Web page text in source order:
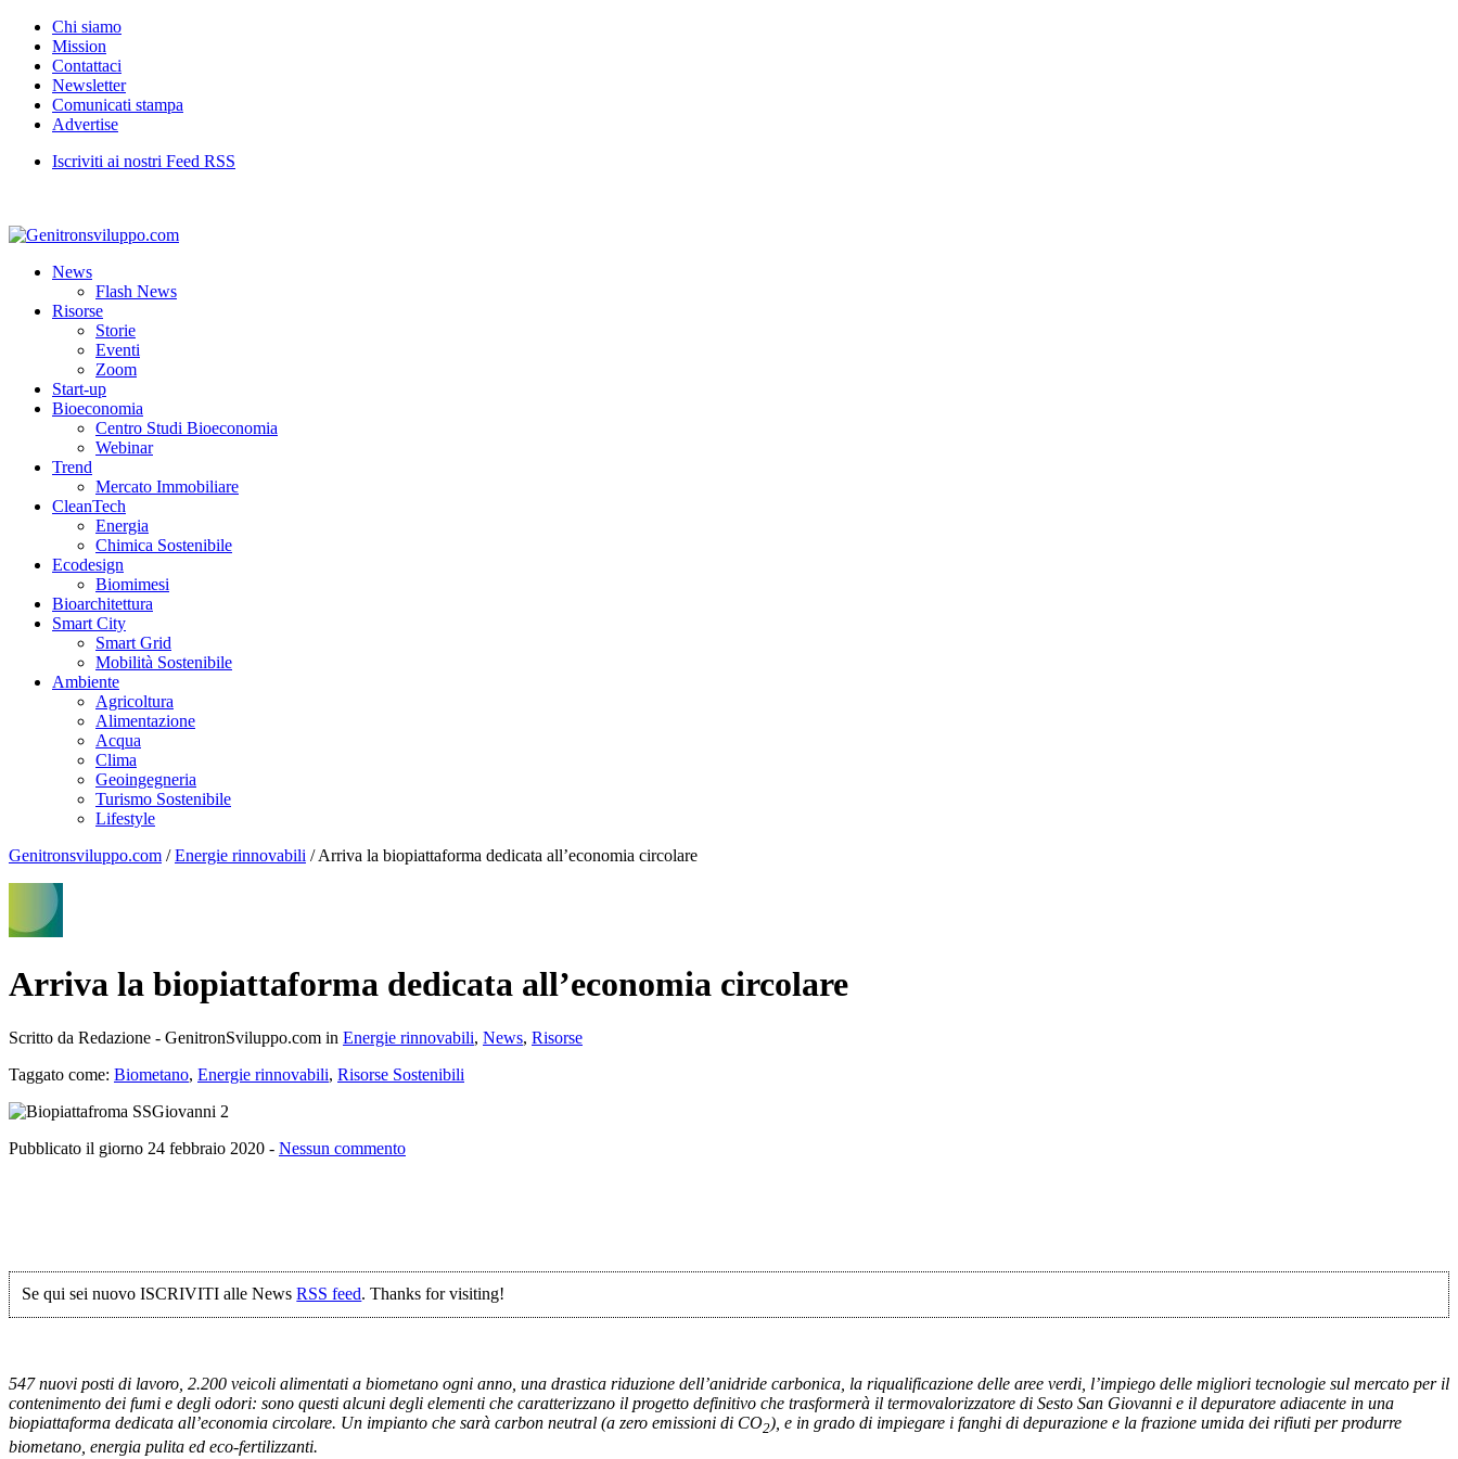
Chi siamo
Mission
Contattaci
Newsletter
Comunicati stampa
Advertise
Iscriviti ai nostri Feed RSS
News
Flash News
Risorse
Storie
Eventi
Zoom
Start-up
Bioeconomia
Centro Studi Bioeconomia
Webinar
Trend
Mercato Immobiliare
CleanTech
Energia
Chimica Sostenibile
Ecodesign
Biomimesi
Bioarchitettura
Smart City
Smart Grid
Mobilità Sostenibile
Ambiente
Agricoltura
Alimentazione
Acqua
Clima
Geoingegneria
Turismo Sostenibile
Lifestyle
Genitronsviluppo.com /Energie rinnovabili /Arriva la biopiattaforma dedicata all’economia circolare
Arriva la biopiattaforma dedicata all’economia circolare
Scritto da Redazione - GenitronSviluppo.com in Energie rinnovabili, News, Risorse
Taggato come: Biometano, Energie rinnovabili, Risorse Sostenibili
Pubblicato il giorno 24 febbraio 2020 - Nessun commento
Se qui sei nuovo ISCRIVITI alle NewsRSS feed. Thanks for visiting!
547 nuovi posti di lavoro, 2.200 veicoli alimentati a biometano ogni anno, una drastica riduzione dell’anidride carbonica, la riqualificazione delle aree verdi, l’impiego delle migliori tecnologie sul mercato per il
contenimento dei fumi e degli odori: sono questi alcuni degli elementi che caratterizzano il progetto definitivo che trasformerà il termovalorizzatore di Sesto San Giovanni e il depuratore adiacente in una
biopiattaforma dedicata all’economia circolare. Un impianto che sarà carbon neutral (a zero emissioni di CO2), e in grado di impiegare i fanghi di depurazione e la frazione umida dei rifiuti per produrre
biometano, energia pulita ed eco-fertilizzanti.